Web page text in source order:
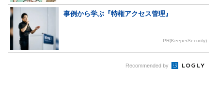
事例から学ぶ『特権アクセス管理』
PR(KeeperSecurity)
Recommended by